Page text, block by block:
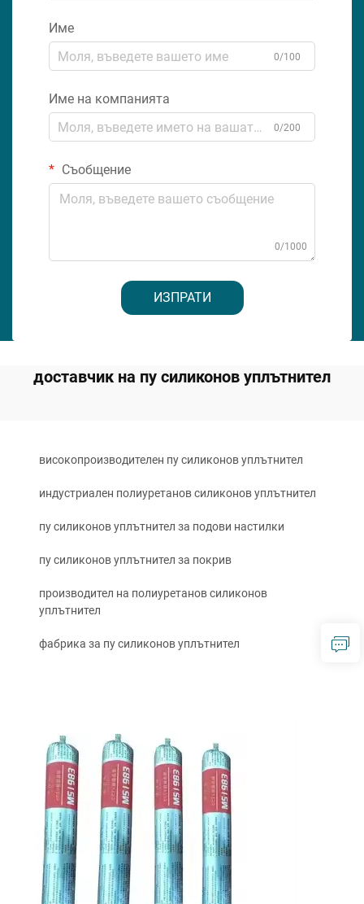
Име
0/100
Име на компанията
0/200
Съобщение
0/1000
ИЗПРАТИ
доставчик на пу силиконов уплътнител
високопроизводителен пу силиконов уплътнител
индустриален полиуретанов силиконов уплътнител
пу силиконов уплътнител за подови настилки
пу силиконов уплътнител за покрив
производител на полиуретанов силиконов
уплътнител
фабрика за пу силиконов уплътнител